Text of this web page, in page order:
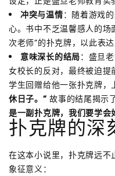
冲突与温情：随着游戏
心。书中不乏温馨感人的场
次老师”的扑克牌，以此表
意味深长的结局：盛旦
女校长的反对，最终被迫
学生回赠给他一张扑克牌，
休日子。” 故事的结尾揭示
是一副扑克牌，我们要学会
扑克牌的深
在这本小说里，扑克牌远
象征意义：